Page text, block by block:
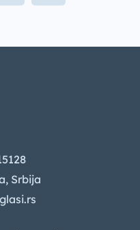
Srbija